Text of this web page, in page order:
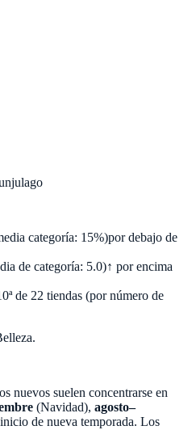
julago
categoría: 15%)por debajo de
de categoría: 5.0)↑ por encima
ª de 22 tiendas (por número de
.
nuevos suelen concentrarse en
(Navidad), agosto–
de nueva temporada. Los